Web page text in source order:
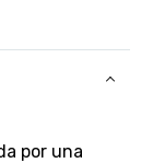
por una